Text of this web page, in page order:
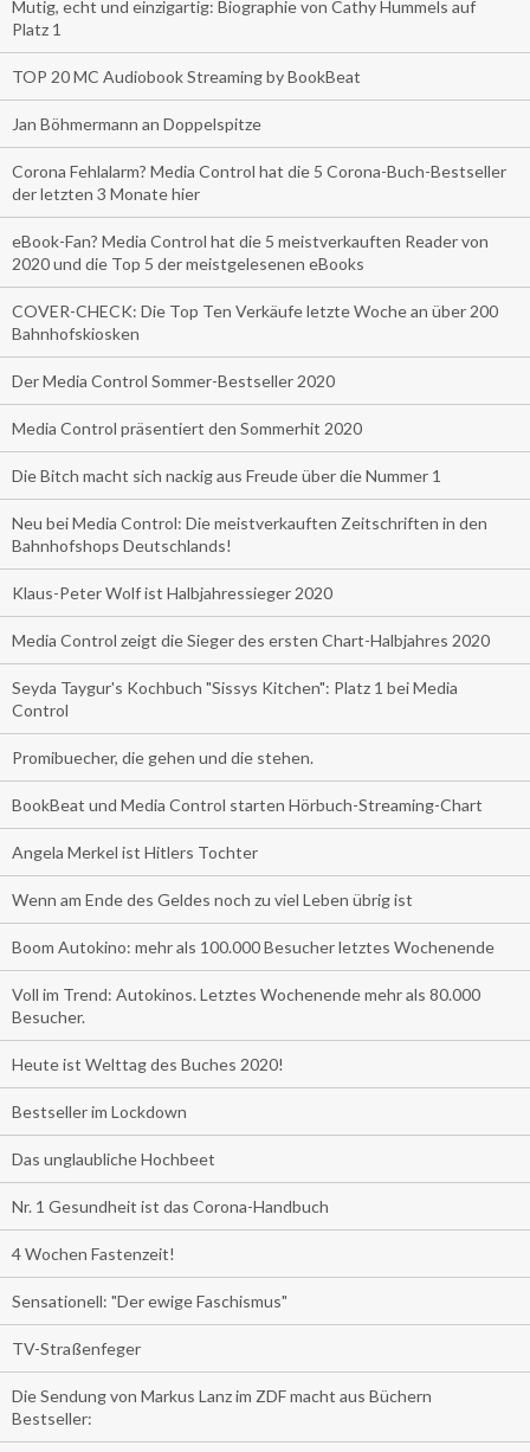
Mutig, echt und einzigartig: Biographie von Cathy Hummels auf
Platz 1
TOP 20 MC Audiobook Streaming by BookBeat
Jan Böhmermann an Doppelspitze
Corona Fehlalarm? Media Control hat die 5 Corona-Buch-Bestseller
der letzten 3 Monate hier
eBook-Fan? Media Control hat die 5 meistverkauften Reader von
2020 und die Top 5 der meistgelesenen eBooks
COVER-CHECK: Die Top Ten Verkäufe letzte Woche an über 200
Bahnhofskiosken
Der Media Control Sommer-Bestseller 2020
Media Control präsentiert den Sommerhit 2020
Die Bitch macht sich nackig aus Freude über die Nummer 1
Neu bei Media Control: Die meistverkauften Zeitschriften in den
Bahnhofshops Deutschlands!
Klaus-Peter Wolf ist Halbjahressieger 2020
Media Control zeigt die Sieger des ersten Chart-Halbjahres 2020
Seyda Taygur's Kochbuch "Sissys Kitchen": Platz 1 bei Media
Control
Promibuecher, die gehen und die stehen.
BookBeat und Media Control starten Hörbuch-Streaming-Chart
Angela Merkel ist Hitlers Tochter
Wenn am Ende des Geldes noch zu viel Leben übrig ist
Boom Autokino: mehr als 100.000 Besucher letztes Wochenende
Voll im Trend: Autokinos. Letztes Wochenende mehr als 80.000
Besucher.
Heute ist Welttag des Buches 2020!
Bestseller im Lockdown
Das unglaubliche Hochbeet
Nr. 1 Gesundheit ist das Corona-Handbuch
4 Wochen Fastenzeit!
Sensationell: "Der ewige Faschismus"
TV-Straßenfeger
Die Sendung von Markus Lanz im ZDF macht aus Büchern
Bestseller: